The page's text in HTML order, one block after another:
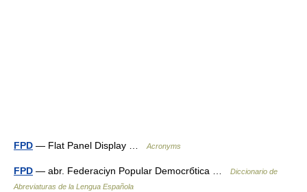
FPD — Flat Panel Display … Acronyms
FPD — abr. Federaciуn Popular Democrбtica …
Diccionario de
Abreviaturas de la Lengua Española